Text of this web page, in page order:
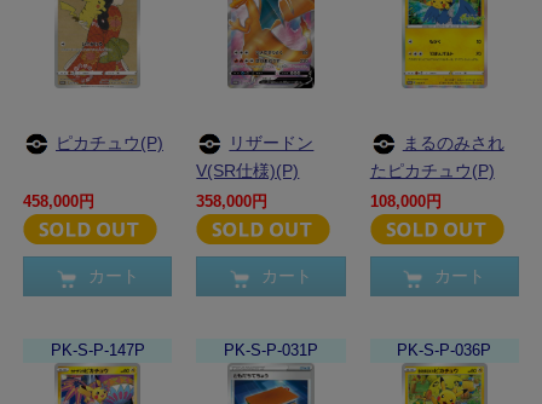
ピカチュウ(P)
458,000円
カート
リザードン
V(SR仕様)(P)
358,000円
カート
まるのみされ
たピカチュウ(P)
108,000円
カート
PK-S-P-147P PK-S-P-031P PK-S-P-036P